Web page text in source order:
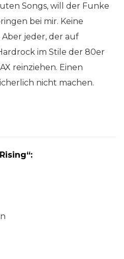
Songs, will der Funke
bei mir. Keine
jeder, der auf
im Stile der 80er
reinziehen. Einen
nicht machen.